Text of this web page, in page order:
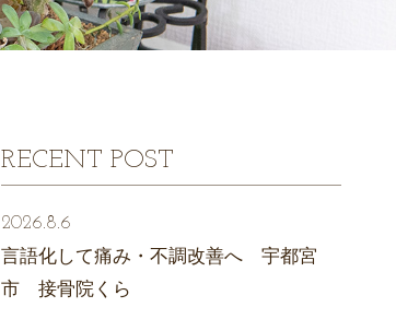
RECENT POST
言語化して痛み・不調改善へ 宇都宮
市 接骨院くら
2026.8.6